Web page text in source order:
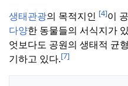
생태관광의 목적지인 [4]이
다양한 동물들의 서식지가
엇보다도 공원의 생태적 균
기하고 있다.[7]